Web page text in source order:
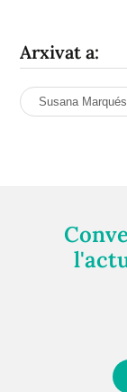
Arxivat a:
Susana Marqués